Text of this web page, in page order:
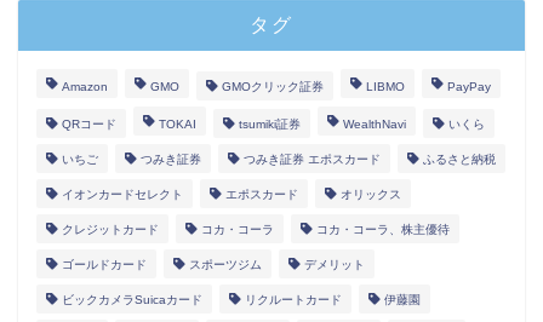
タグ
Amazon GMO GMOクリック証券 LIBMO PayPay
QRコード TOKAI tsumiki証券 WealthNavi いくら
いちご つみき証券 つみき証券 エポスカード ふるさと納税
イオンカードセレクト エポスカード オリックス
クレジットカード コカ・コーラ コカ・コーラ、株主優待
ゴールドカード スポーツジム デメリット
ビックカメラSuicaカード リクルートカード 伊藤園